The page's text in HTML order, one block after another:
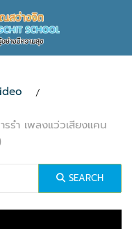
รำ เพลงแว่วเสียงแคน
SEARCH